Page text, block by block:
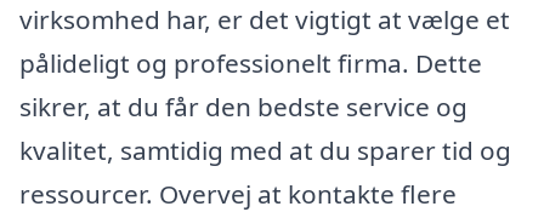
virksomhed har, er det vigtigt at vælge et
pålideligt og professionelt firma. Dette
sikrer, at du får den bedste service og
kvalitet, samtidig med at du sparer tid og
ressourcer. Overvej at kontakte flere